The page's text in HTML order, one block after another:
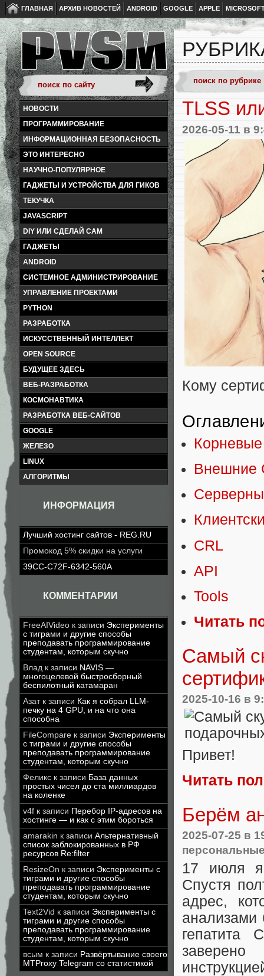
ГЛАВНАЯ АРХИВ НОВОСТЕЙ ANDROID GOOGLE APPLE
НОВОСТИ
ПРОГРАММИРОВАНИЕ
ИНФОРМАЦИОННАЯ БЕЗОПАСНОСТЬ
ЭТО ИНТЕРЕСНО
НАУЧНО-ПОПУЛЯРНОЕ
ГАДЖЕТЫ И УСТРОЙСТВА ДЛЯ ГИКОВ
ТЕКУЧКА
JAVASCRIPT
DIY ИЛИ СДЕЛАЙ САМ
ГАДЖЕТЫ
ANDROID
СИСТЕМНОЕ АДМИНИСТРИРОВАНИЕ
УПРАВЛЕНИЕ ПРОЕКТАМИ
PYTHON
РАЗРАБОТКА
ИСКУССТВЕННЫЙ ИНТЕЛЛЕКТ
OPEN SOURCE
БУДУЩЕЕ ЗДЕСЬ
ВЕБ-РАЗРАБОТКА
КОСМОНАВТИКА
РАЗРАБОТКА ВЕБ-САЙТОВ
GOOGLE
ЖЕЛЕЗО
LINUX
АЛГОРИТМЫ
ИНФОРМАЦИЯ
Лучший хостинг сайтов - REG.RU
Промокод 5% скидки на услуги
39CC-C72F-6342-560A
КОММЕНТАРИИ
FreeAIVideo к записи Эксперименты
с тиграми и другие способы
преподавать программирование
студентам, которым скучно
Влад к записи NAVIS —
многоцелевой быстросборный
беспилотный катамаран
Азатк записи Как я собрал LLM-
печку на 4 GPU, и на что она
способна
FileCompare к записи Эксперименты
с тиграми и другие способы
преподавать программирование
студентам, которым скучно
Феликс к записи База данных
простых чисел до ста миллиардов
на коленке
v4f к записи Перебор IP-адресов на
хостинге — и как с этим бороться
amarakin к записи Альтернативный
список заблокированных в РФ
ресурсов Re:filter
ResizeOn к записи Эксперименты с
тиграми и другие способы
преподавать программирование
студентам, которым скучно
Text2Vid к записи Эксперименты с
тиграми и другие способы
преподавать программирование
студентам, которым скучно
всым к записи Развёртывание своего
MTProxy Telegram со статистикой
TLSS
2026-05-11 в
Кому
Внешние
CRL
API
Tools
Читать
Самый
2025-10-16 в
Привет!
Читать
Берём
2025-07-25 в
17 июля я
Спустя
адрес,